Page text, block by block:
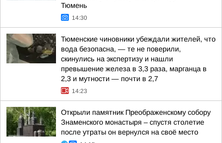
Тюмень
14:30
Тюменские чиновники убеждали жителей, что
вода безопасна, — те не поверили,
скинулись на экспертизу и нашли
превышение железа в 3,3 раза, марганца в
2,3 и мутности — почти в 2,7
14:23
Открыли памятник Преображенскому собору
Знаменского монастыря – спустя столетие
после утраты он вернулся на своё место